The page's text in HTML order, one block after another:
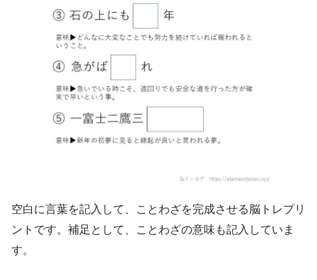
空白に言葉を記入して、ことわざを完成させる脳トレプリ
ントです。補足として、ことわざの意味も記入していま
す。